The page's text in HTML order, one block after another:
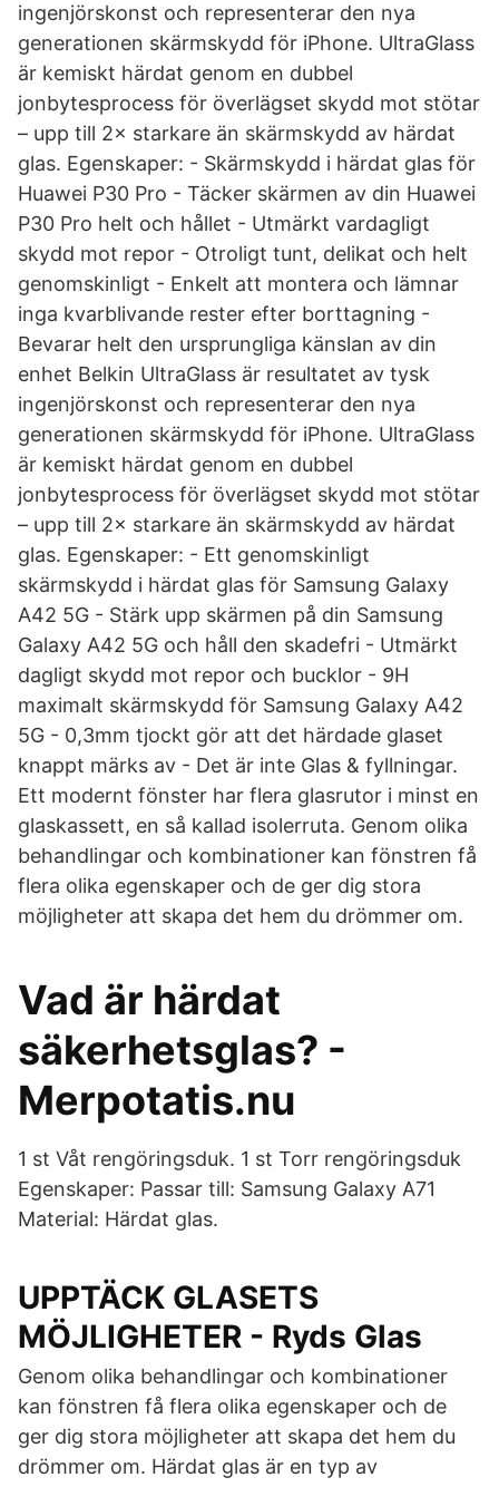
ingenjörskonst och representerar den nya
generationen skärmskydd för iPhone. UltraGlass
är kemiskt härdat genom en dubbel
jonbytesprocess för överlägset skydd mot stötar
– upp till 2× starkare än skärmskydd av härdat
glas. Egenskaper: - Skärmskydd i härdat glas för
Huawei P30 Pro - Täcker skärmen av din Huawei
P30 Pro helt och hållet - Utmärkt vardagligt
skydd mot repor - Otroligt tunt, delikat och helt
genomskinligt - Enkelt att montera och lämnar
inga kvarblivande rester efter borttagning -
Bevarar helt den ursprungliga känslan av din
enhet Belkin UltraGlass är resultatet av tysk
ingenjörskonst och representerar den nya
generationen skärmskydd för iPhone. UltraGlass
är kemiskt härdat genom en dubbel
jonbytesprocess för överlägset skydd mot stötar
– upp till 2× starkare än skärmskydd av härdat
glas. Egenskaper: - Ett genomskinligt
skärmskydd i härdat glas för Samsung Galaxy
A42 5G - Stärk upp skärmen på din Samsung
Galaxy A42 5G och håll den skadefri - Utmärkt
dagligt skydd mot repor och bucklor - 9H
maximalt skärmskydd för Samsung Galaxy A42
5G - 0,3mm tjockt gör att det härdade glaset
knappt märks av - Det är inte Glas & fyllningar.
Ett modernt fönster har flera glasrutor i minst en
glaskassett, en så kallad isolerruta. Genom olika
behandlingar och kombinationer kan fönstren få
flera olika egenskaper och de ger dig stora
möjligheter att skapa det hem du drömmer om.
Vad är härdat
säkerhetsglas? -
Merpotatis.nu
1 st Våt rengöringsduk. 1 st Torr rengöringsduk
Egenskaper: Passar till: Samsung Galaxy A71
Material: Härdat glas.
UPPTÄCK GLASETS
MÖJLIGHETER - Ryds Glas
Genom olika behandlingar och kombinationer
kan fönstren få flera olika egenskaper och de
ger dig stora möjligheter att skapa det hem du
drömmer om. Härdat glas är en typ av